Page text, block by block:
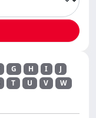
G H I
J
T U V
W